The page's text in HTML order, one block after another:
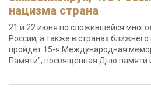
нацизма страна
21 и 22 июня по сложившейся
России, а также в странах
пройдет 15-я Международная
Памяти", посвященная Дню памяти